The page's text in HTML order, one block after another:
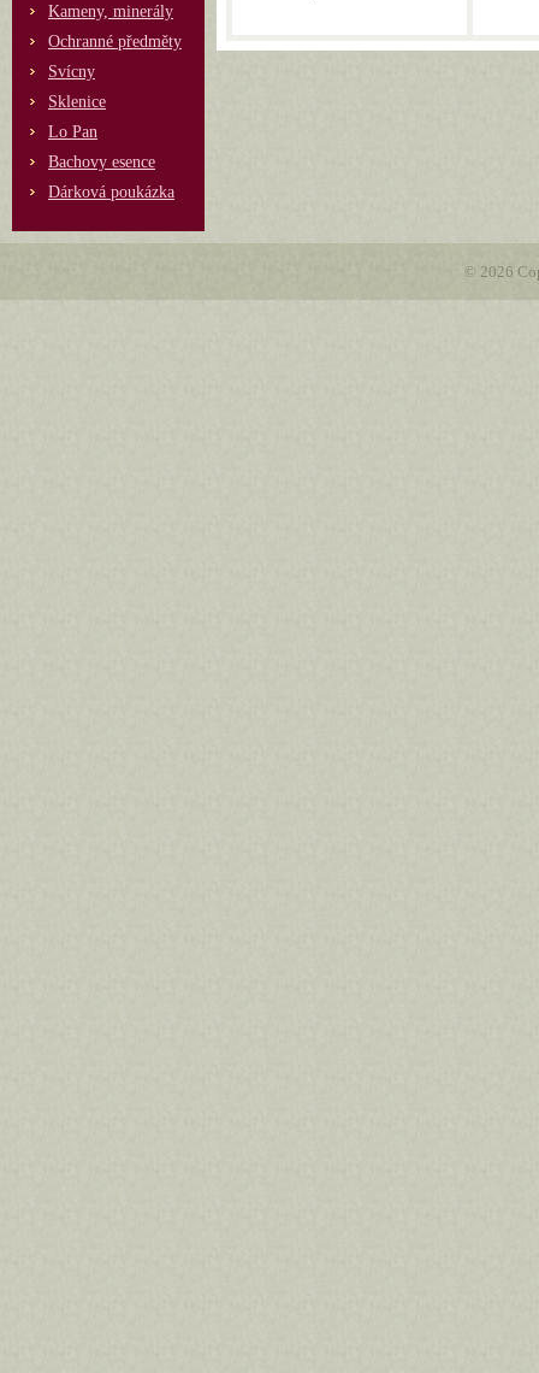
Kameny, minerály
Ochranné předměty
Svícny
Sklenice
Lo Pan
Bachovy esence
Dárková poukázka
© 2026